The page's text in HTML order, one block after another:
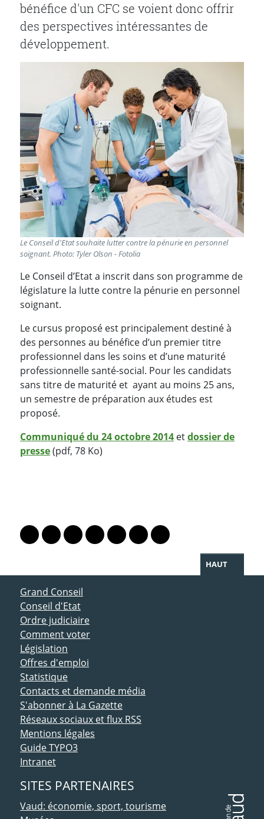
bénéfice d'un CFC se voient donc offrir
des perspectives intéressantes de
développement.
Le Conseil d'Etat souhaite lutter contre la pénurie en personnel
soignant. Photo: Tyler Olson - Fotolia
Le Conseil d’Etat a inscrit dans son programme de
législature la lutte contre la pénurie en personnel
soignant.
Le cursus proposé est principalement destiné à
des personnes au bénéfice d’un premier titre
professionnel dans les soins et d’une maturité
professionnelle santé-social. Pour les candidats
sans titre de maturité et ayant au moins 25 ans,
un semestre de préparation aux études est
proposé.
Communiqué du 24 octobre 2014 etdossier de
presse(pdf, 78 Ko)
Lien vers le profil Mastodon
Lien vers le profil Bluesky
Lien vers le profil Instagram
Lien vers le profil Linkedin
Lien vers le profil Facebook
Lien vers le profil Twitter
Partager par WhatsApp
HAUT
ACCÈS DIRECT
Grand Conseil
Conseil d'Etat
Ordre judiciaire
Comment voter
Législation
Offres d'emploi
Statistique
Contacts et demande média
S'abonner à La Gazette
Réseaux sociaux et flux RSS
Mentions légales
Guide TYPO3
Intranet
SITES PARTENAIRES
Vaud: économie, sport, tourisme